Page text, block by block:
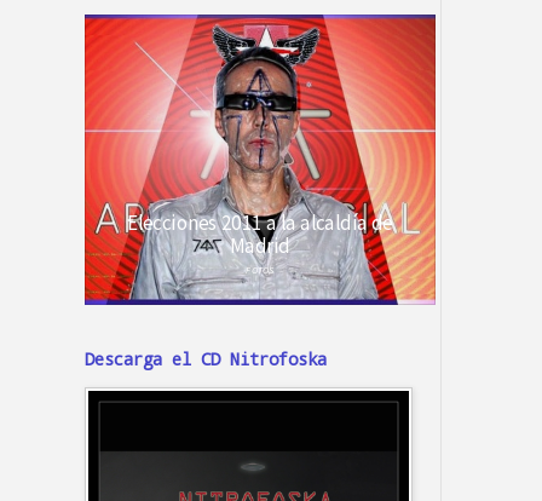
Descarga el CD Nitrofoska